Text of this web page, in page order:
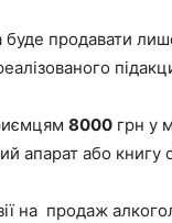
продавати лише
8000 грн у
апарат або книгу
на продаж